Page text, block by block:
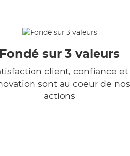
Fondé sur 3 valeurs
client, confiance et
sont au coeur de nos
actions